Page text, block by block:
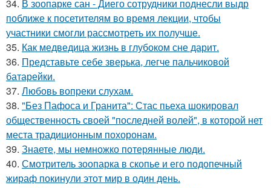
34. В зоопарке сан - Диего сотрудники поднесли выдр
поближе к посетителям во время лекции, чтобы
участники смогли рассмотреть их получше.
35. Как медведица жизнь в глубоком сне дарит.
36. Представьте себе зверька, легче пальчиковой
батарейки.
37. Любовь вопреки слухам.
38. "Без Пафоса и Гранита": Стас пьеха шокировал
общественность своей "последней волей", в которой нет
места традиционным похоронам.
39. Знаете, мы немножко потерянные люди.
40. Смотритель зоопарка в скопье и его подопечный
жираф покинули этот мир в один день.